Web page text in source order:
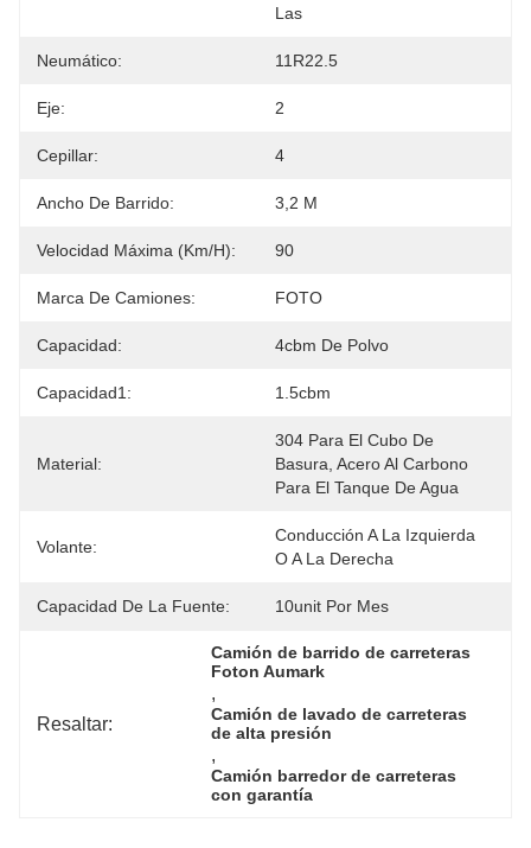
Las
Neumático: 11R22.5
Eje: 2
Cepillar: 4
Ancho De Barrido: 3,2 M
Velocidad Máxima (km/h): 90
Marca De Camiones: FOTO
Capacidad: 4cbm De Polvo
Capacidad1: 1.5cbm
Material:
304 Para El Cubo De
Basura, Acero Al Carbono
Para El Tanque De Agua
Volante:
Conducción A La Izquierda
O A La Derecha
Capacidad De La Fuente: 10unit Por Mes
Resaltar:
Camión de barrido de carreteras
Foton Aumark
,
Camión de lavado de carreteras
de alta presión
,
Camión barredor de carreteras
con garantía